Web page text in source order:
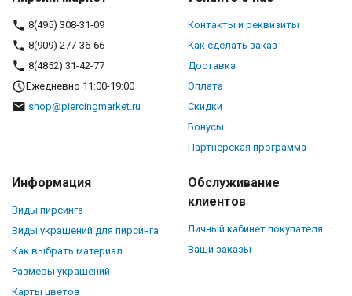
8(495) 308-31-09
8(909) 277-36-66
8(4852) 31-42-77
Ежедневно 11:00-19:00
shop@piercingmarket.ru
Контакты и реквизиты
Как сделать заказ
Доставка
Оплата
Скидки
Бонусы
Партнерская программа
Информация
Виды пирсинга
Виды украшений для пирсинга
Как выбрать материал
Размеры украшений
Карты цветов
Обслуживание
клиентов
Личный кабинет покупателя
Ваши заказы